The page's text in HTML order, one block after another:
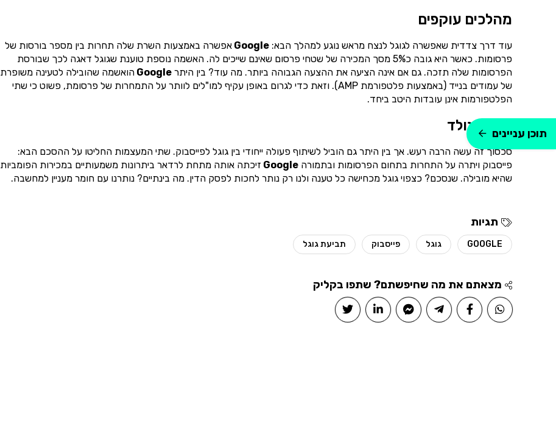
מהלכים עוקפים
עוד דרך צדדית שאפשרה לגוגל לנצח מראש נוגע למהלך הבא: Google אפשרה באמצעות השרת שלה תחרות בין מספר בורסות של
פרסומות. כאשר היא גובה כ5% מסך המכירה של שטחי פרסום שאינם שייכים לה. האשמה נוספת טוענת שגוגל דאגה לכך שבורסת
הפרסומות שלה תזכה. גם אם אינה הציעה את ההצעה הגבוהה ביותר. מה עוד? בין היתר Google הואשמה שהובילה לטעינה משופרת
של עמודים בנייד (באמצעות פלטפורמת AMP). וזאת כדי לגרום באופן עקיף למו"לים לוותר על התמחרות של פרסומת, פשוט כי שתי
הפלטפורמות אינן עובדות היטב ביחד.
הסכם נולד
סכסוך זה עשה הרבה רעש. אך בין היתר גם הוביל לשיתוף פעולה ייחודי בין גוגל לפייסבוק. שתי המעצמות החליטו על ההסכם הבא:
פייסבוק ויתרה על התחרות בתחום הפרסומות ובתמורה Google זיכתה אותה מתחת לרדאר ביתרונות משמעותיים במכירות הפומביות
שהיא מובילה. שנסכם? כצפוי גוגל מכחישה כל טענה ולנו רק נותר לחכות לפסק הדין. מה בינתיים? נותרנו עם חומר מעניין למחשבה.
תגיות
GOOGLE גוגל פייסבוק תביעת גוגל
מצאתם את מה שחיפשתם? שתפו בקליק
תוכן עניינים